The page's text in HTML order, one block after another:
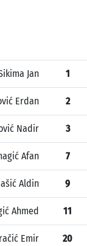
Jan 1
Erdan 2
Nadir 3
Afan 7
Aldin 9
Ahmed 11
Emir 20